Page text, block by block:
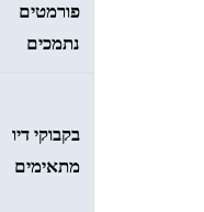
פורמטים
נתמכים
בקבוקי דיו
מתאימים